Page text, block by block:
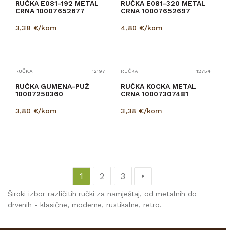
RUČKA E081-192 METAL
CRNA 10007652677
3,38 €/kom
RUČKA E081-320 METAL
CRNA 10007652697
4,80 €/kom
RUČKA 12197
RUČKA GUMENA-PUŽ
10007250360
3,80 €/kom
RUČKA 12754
RUČKA KOCKA METAL
CRNA 10007307481
3,38 €/kom
1 2 3
Široki izbor različitih ručki za namještaj, od metalnih do
drvenih - klasične, moderne, rustikalne, retro.